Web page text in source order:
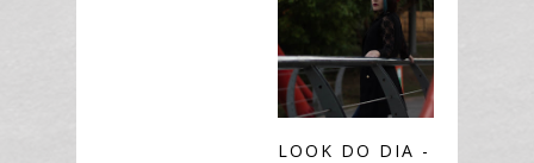
LOOK DO DIA -